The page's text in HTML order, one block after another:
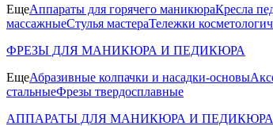
ЕщеАппараты для горячего маникюраКресла
массажныеСтулья мастераТележки
ФРЕЗЫ ДЛЯ МАНИКЮРА И ПЕДИКЮРА
ЕщеАбразивные колпачки и насадки-основы
стальныеФрезы твердосплавные
АППАРАТЫ ДЛЯ МАНИКЮРА И ПЕДИКЮРА